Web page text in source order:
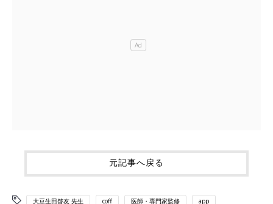
元記事へ戻る
大豆生田啓友 先生 coff 医師・専門家監修 app